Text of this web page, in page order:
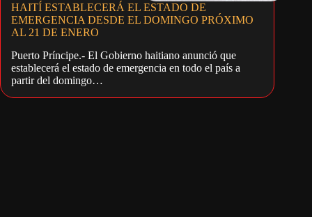
HAITÍ ESTABLECERÁ EL ESTADO DE
EMERGENCIA DESDE EL DOMINGO PRÓXIMO
AL 21 DE ENERO
Puerto Príncipe.- El Gobierno haitiano anunció que
establecerá el estado de emergencia en todo el país a
partir del domingo…